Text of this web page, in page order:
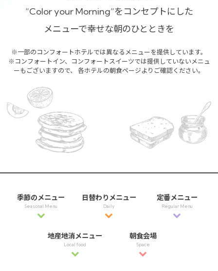
“Color your Morning”をコンセプトにした
メニューで幸せな朝のひとときを
※一部のコンフォートホテルでは異なるメニューを提供しています。
※コンフォートイン、コンフォートスイーツでは提供していないメニュ
ーもございますので、
各ホテルの朝食ページよりご確認ください。
季節のメニュー
Seasonal Menu
日替わりメニュー
Daily
定番メニュー
Regular Menu
地産地消メニュー
Local food
朝食会場
Space